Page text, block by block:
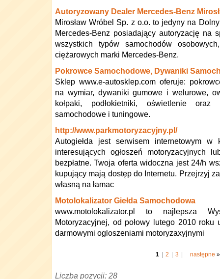
Autoryzowany Dealer Mercedes-Benz
Mirosław Wróbel Sp. z o.o. to jedyny na
Mercedes-Benz posiadający autoryzację na
wszystkich typów samochodów
ciężarowych marki Mercedes-Benz.
Pokrowce Samochodowe, Dywaniki
Sklep www.e-autosklep.com oferuje:
na wymiar, dywaniki gumowe i welurowe,
kołpaki, podłokietniki, oświetlenie oraz
samochodowe i tuningowe.
http://www.parkmotoryzacyjny.pl/
Autogiełda jest serwisem internetowym w
interesujących ogłoszeń motoryzacyjnych
bezpłatne. Twoja oferta widoczna jest 24/h
kupujący mają dostęp do Internetu. Przejrzyj
własną na łamac
Motolokalizator Giełda Samochodowa
www.motolokalizator.pl to najlepsza
Motoryzacyjnej, od połowy lutego 2010 roku
darmowymi ogloszeniami motoryzaxyjnymi
1 2 3 następne »
Liczba pozycji: 28